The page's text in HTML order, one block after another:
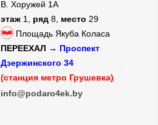
В. Хоружей 1А
этаж 1, ряд 8, место 29
Площадь Якуба Коласа
ПЕРЕЕХАЛ → Проспект
Дзержинского 34
(станция метро Грушевка)
info@podaro4ek.by